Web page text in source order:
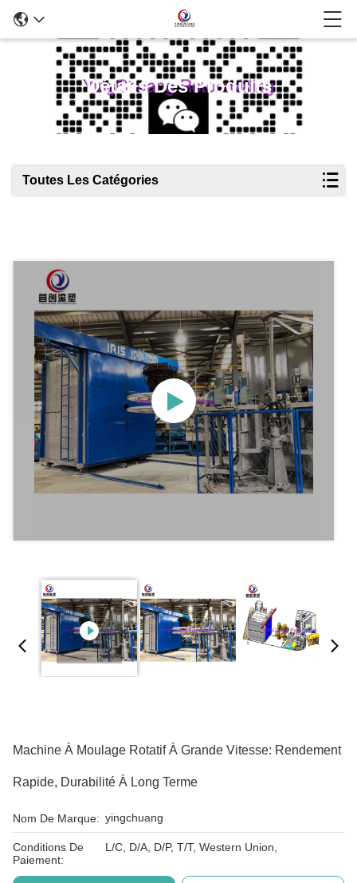
Détails Des Produits
Toutes Les Catégories
Machine À Moulage Rotatif À Grande Vitesse: Rendement
Rapide, Durabilité À Long Terme
Nom De Marque: yingchuang
Conditions De
Paiement:
L/C, D/A, D/P, T/T, Western Union,